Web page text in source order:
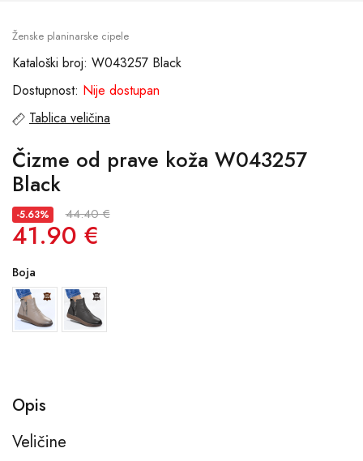
Ženske planinarske cipele
Kataloški broj: W043257 Black
Dostupnost: Nije dostupan
Tablica veličina
Čizme od prave koža W043257
Black
-5.63% 44.40 €
41.90 €
Boja
Opis
Veličine